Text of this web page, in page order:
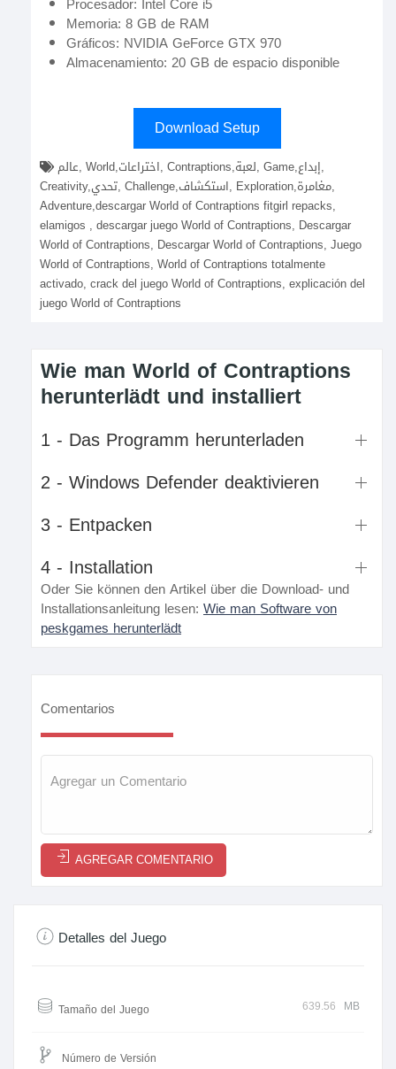
Memoria: 8 GB de RAM
Gráficos: NVIDIA GeForce GTX 970
Almacenamiento: 20 GB de espacio disponible
Download Setup
Creativity,تحدي, Challenge,استكشاف, Exploration,مغامرة,
Adventure,descargar World of Contraptions fitgirl repacks,
elamigos , descargar juego World of Contraptions, Descargar
World of Contraptions, Descargar World of Contraptions, Juego
World of Contraptions, World of Contraptions totalmente
activado, crack del juego World of Contraptions, explicación del
juego World of Contraptions
Wie man World of Contraptions
herunterlädt und installiert
1 - Das Programm herunterladen
2 - Windows Defender deaktivieren
3 - Entpacken
4 - Installation
Oder Sie können den Artikel über die Download- und
Installationsanleitung lesen: Wie man Software von
peskgames herunterlädt
Comentarios
AGREGAR COMENTARIO
Detalles del Juego
Tamaño del Juego 639.56 MB
Número de Versión